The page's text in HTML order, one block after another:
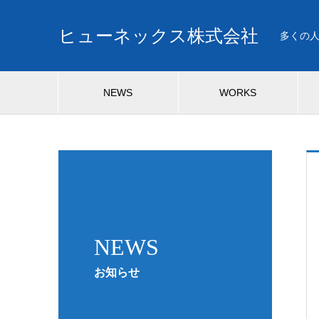
ヒューネックス株式会社 多くの
NEWS WORKS
NEWS
お知らせ